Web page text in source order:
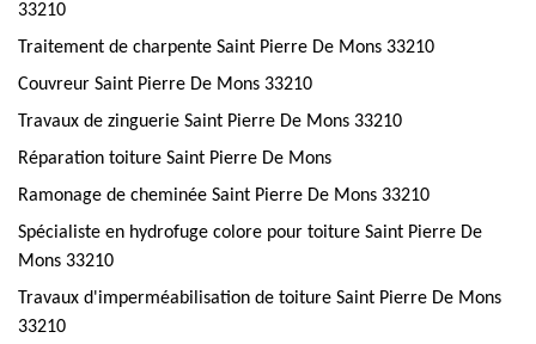
33210
Traitement de charpente Saint Pierre De Mons 33210
Couvreur Saint Pierre De Mons 33210
Travaux de zinguerie Saint Pierre De Mons 33210
Réparation toiture Saint Pierre De Mons
Ramonage de cheminée Saint Pierre De Mons 33210
Spécialiste en hydrofuge colore pour toiture Saint Pierre De
Mons 33210
Travaux d'imperméabilisation de toiture Saint Pierre De Mons
33210